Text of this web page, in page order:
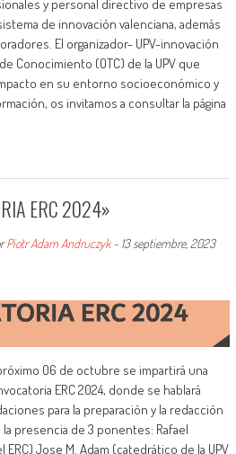
y personal directivo de empresas
de innovación valenciana, además
El organizador- UPV-innovación
Conocimiento (OTC) de la UPV que
en su entorno socioeconómico y
os invitamos a consultar la página
ERC 2024»
Piotr Adam Andruczyk- 13 septiembre, 2023
06 de octubre se impartirá una
ERC 2024, donde se hablará
para la preparación y la redacción
presencia de 3 ponentes: Rafael
Jose M. Adam (catedrático de la UPV